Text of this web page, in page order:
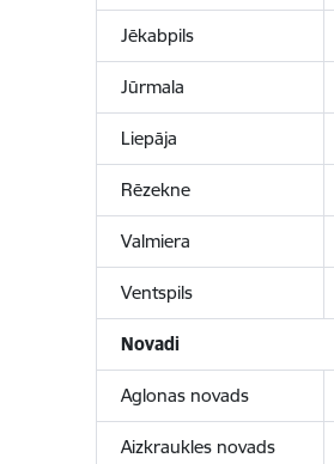
Jēkabpils
Jūrmala
Liepāja
Rēzekne
Valmiera
Ventspils
Novadi
Aglonas novads
Aizkraukles novads